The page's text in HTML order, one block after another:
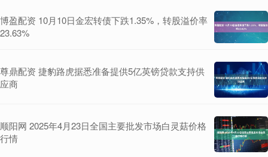
博盈配资 10月10日金宏转债下跌1.35%，转股溢价率
23.63%
尊鼎配资 捷豹路虎据悉准备提供5亿英镑贷款支持供
应商
顺阳网 2025年4月23日全国主要批发市场白灵菇价格
行情